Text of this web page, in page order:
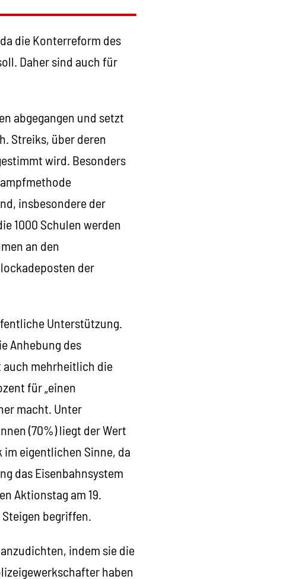
die Konterreform des
Daher sind auch für
abgegangen und setzt
Streiks, über deren
wird. Besonders
insbesondere der
1000 Schulen werden
an den
der
Unterstützung.
Anhebung des
mehrheitlich die
für „einen
macht. Unter
(70%) liegt der Wert
im eigentlichen Sinne, da
das Eisenbahnsystem
Aktionstag am 19.
begriffen.
indem sie die
haben